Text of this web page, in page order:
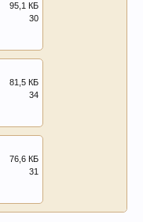
95,1 КБ
30
81,5 КБ
34
76,6 КБ
31